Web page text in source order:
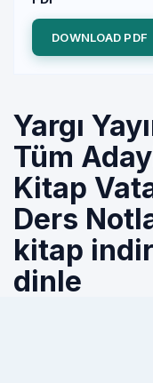
DOWNLOAD PDF
Yargı
Tüm
Kitap
Ders
kitap
dinle